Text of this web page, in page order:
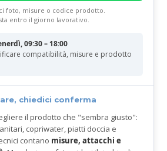
foto, misure o codice prodotto.
entro il giorno lavorativo.
09:30 – 18:00
compatibilità, misure e prodotto
chiedici conferma
il prodotto che "sembra giusto":
copriwater, piatti doccia e
contano misure, attacchi e